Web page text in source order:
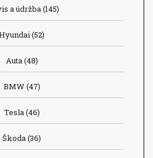
a údržba(145)
(52)
Auta(48)
BMW (47)
Tesla(46)
Škoda(36)